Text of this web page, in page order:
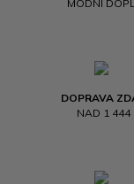
MÓDNÍ
DOPRAVA
NAD 1 444